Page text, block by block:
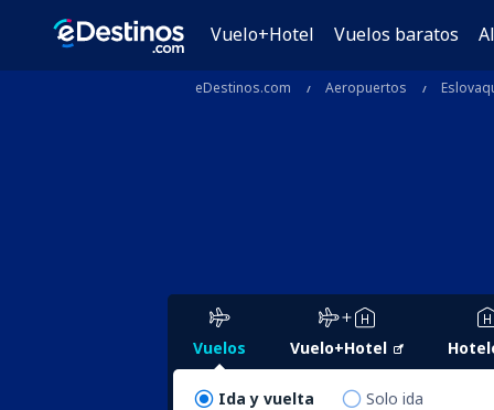
Vuelo+Hotel Vuelos baratos
eDestinos.com Aeropuertos
Vuelos Vuelo+Hotel
Ida y vuelta Solo ida